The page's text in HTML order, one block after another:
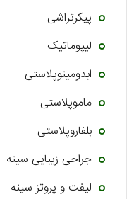
پیکرتراشی
لیپوماتیک
ابدومینوپلاستی
ماموپلاستی
بلفاروپلاستی
جراحی زیبایی سینه
لیفت و پروتز سینه